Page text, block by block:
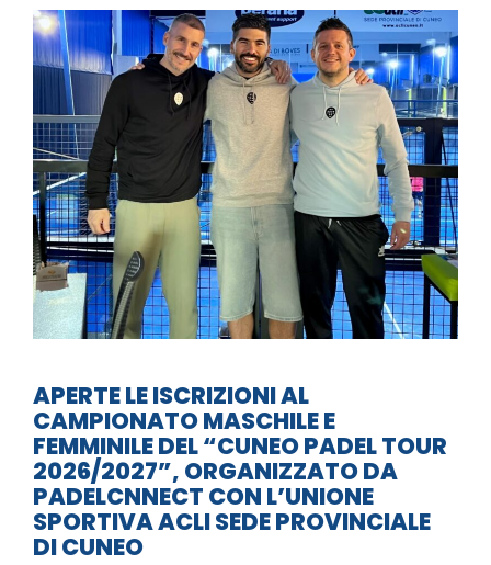
APERTE LE ISCRIZIONI AL
CAMPIONATO MASCHILE E
FEMMINILE DEL “CUNEO PADEL TOUR
2026/2027”, ORGANIZZATO DA
PADELCNNECT CON L’UNIONE
SPORTIVA ACLI SEDE PROVINCIALE
DI CUNEO